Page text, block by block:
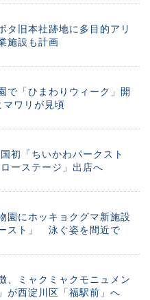
タ旧本社跡地に多目的アリ
施設も計画
で「ひまわりウィーク」開
ワリが見頃
初「ちいかわパークスト
ーステージ」出店へ
園にホッキョクグマ新施設
スト」 泳ぐ姿を間近で
、ミャクミャクモニュメン
が西淀川区「福駅前」へ